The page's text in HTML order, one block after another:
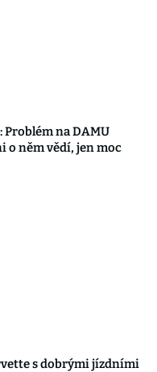
Problém na DAMU
o něm vědí, jen moc
s dobrými jízdními